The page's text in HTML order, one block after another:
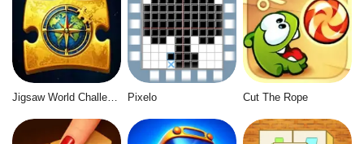
Pixelo Cut The Rope